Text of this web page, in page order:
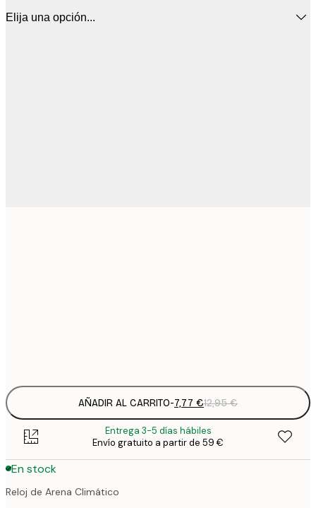
Elija una opción...
AÑADIR AL CARRITO-7,77 €12,95 €
Entrega 3-5 días hábiles
Envío gratuito a partir de 59 €
En stock
Reloj de Arena Climático